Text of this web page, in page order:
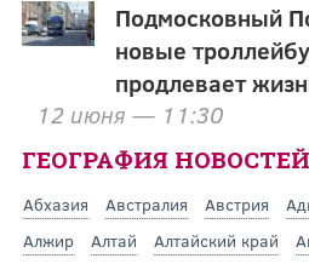
Подмосковный
новые
продлевает
12 июня — 11:30
ГЕОГРАФИЯ НОВОСТЕЙ
Абхазия Австралия Австрия
Алжир
Алтай Алтайский край